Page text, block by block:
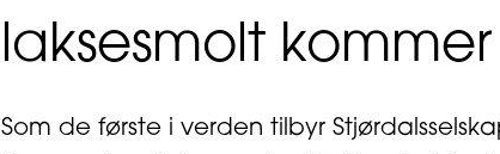
laksesmolt
Som de første i verden tilbyr